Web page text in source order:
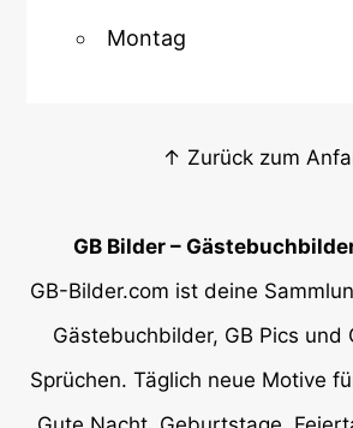
Montag
↑ Zurück zum
GB Bilder –
GB-Bilder.com ist deine
Gästebuchbilder, GB Pics und
Sprüchen. Täglich neue Motive